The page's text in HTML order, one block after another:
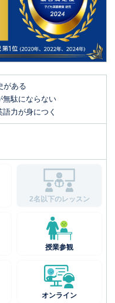
がある
無駄にならない
語力が身につく
2名以下のレッスン
授業参観
オンライン